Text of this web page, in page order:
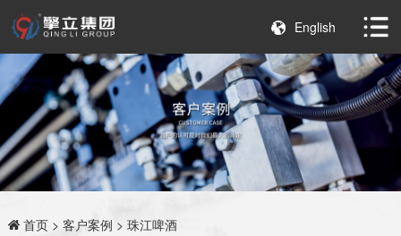
English
首页> 客户案例 > 珠江啤酒